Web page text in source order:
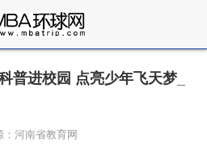
普进校园 点亮少年飞天梦_
：河南省教育网